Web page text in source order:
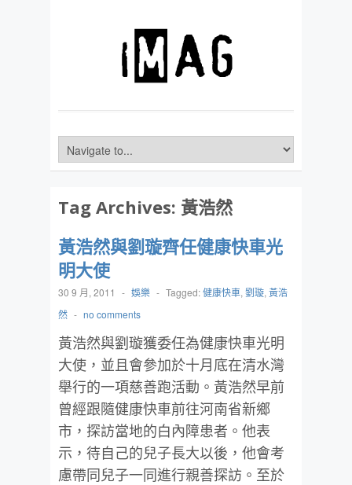
Tag Archives: 黃浩然
黃浩然與劉璇齊任健康快車光
明大使
30 9 月, 2011 - 娛樂 - Tagged:健康快車, 劉璇, 黃浩
然 - no comments
黃浩然與劉璇獲委任為健康快車光明
大使，並且會參加於十月底在清水灣
舉行的一項慈善跑活動。黃浩然早前
曾經跟隨健康快車前往河南省新鄉
市，探訪當地的白內障患者。他表
示，待自己的兒子長大以後，他會考
慮帶同兒子一同進行親善探訪。至於